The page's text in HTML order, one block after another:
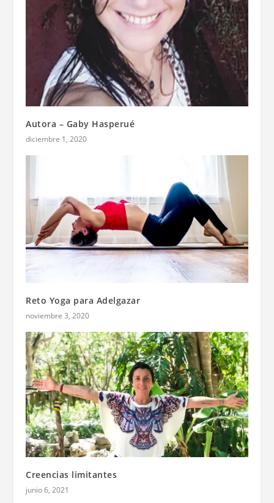
Autora – Gaby Hasperué
diciembre 1, 2020
Reto Yoga para Adelgazar
noviembre 3, 2020
Creencias limitantes
junio 6, 2021